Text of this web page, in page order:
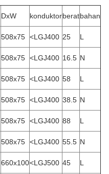
DxW konduktorberatbahan
508x75 <LGJ400 25 L
508x75 <LGJ400 16.5 N
508x75 <LGJ400 58 L
508x75 <LGJ400 38.5 N
508x75 <LGJ400 88 L
508x75 <LGJ400 55.5 N
660x100<LGJ500 45 L